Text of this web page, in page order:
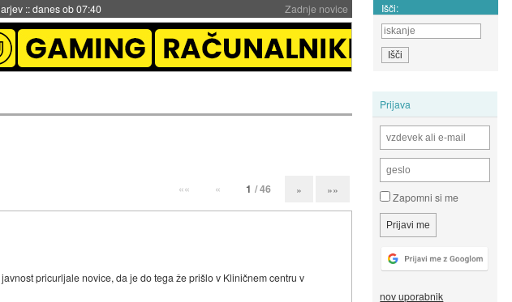
Zadnje novice
::danes ob 07:40 Išči:
Prijava
Zapomni si me
nov uporabnik
«« « 1 / 46 » »»
pricurljale novice, da je do tega že prišlo v Kliničnem centru v